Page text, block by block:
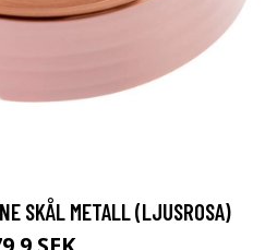
SKÅL METALL (LJUSROSA)